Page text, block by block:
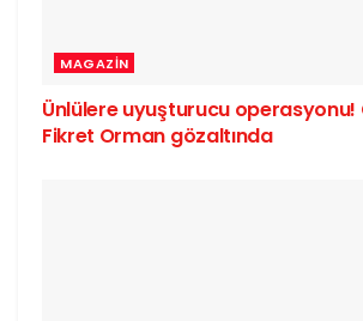
MAGAZIN
Ünlülere uyuşturucu operasyonu!
Fikret Orman gözaltında